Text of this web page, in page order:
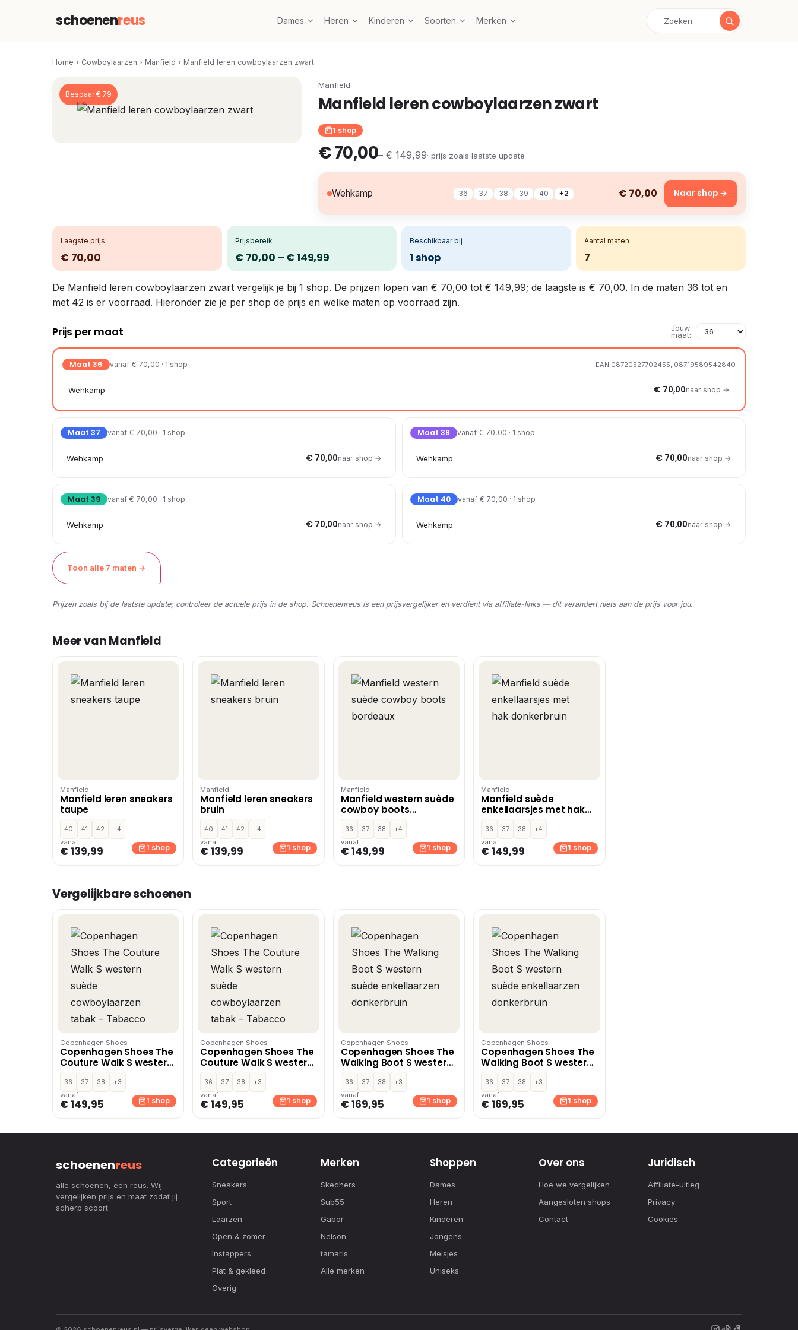
schoenenreus Dames Heren Kinderen Soorten Merken
Home › Cowboylaarzen › Manfield › Manfield leren cowboylaarzen zwart
Bespaar € 79
Manfield
Manfield leren cowboylaarzen zwart
1 shop
€ 70,00– € 149,99· prijs zoals laatste update
Wehkamp 36 37 38 39 40 +2 € 70,00 Naar shop →
Laagste prijs
€ 70,00
Prijsbereik
€ 70,00 – € 149,99
Beschikbaar bij
1 shop
Aantal maten
7
De Manfield leren cowboylaarzen zwart vergelijk je bij 1 shop. De prijzen lopen van € 70,00 tot € 149,99; de laagste is € 70,00. In de maten 36 tot en
met 42 is er voorraad. Hieronder zie je per shop de prijs en welke maten op voorraad zijn.
Prijs per maat
Jouw
maat:
Maat 36 vanaf € 70,00 · 1 shop EAN 08720527702455, 08719589542840
Wehkamp € 70,00naar shop →
Maat 37 vanaf € 70,00 · 1 shop
Wehkamp € 70,00naar shop →
Maat 38 vanaf € 70,00 · 1 shop
Wehkamp € 70,00naar shop →
Maat 39 vanaf € 70,00 · 1 shop
Wehkamp € 70,00naar shop →
Maat 40 vanaf € 70,00 · 1 shop
Wehkamp € 70,00naar shop →
Toon alle 7 maten →
Prijzen zoals bij de laatste update; controleer de actuele prijs in de shop. Schoenenreus is een prijsvergelijker en verdient via affiliate-links — dit verandert niets aan de prijs voor jou.
Meer van Manfield
Manfield
Manfield leren sneakers
taupe
40 41 42
+4
vanaf
€ 139,99 1 shop
Manfield
Manfield leren sneakers
bruin
40 41 42
+4
vanaf
€ 139,99 1 shop
Manfield
Manfield western suède
cowboy boots
bordeaux
36 37 38
+4
vanaf
€ 149,99 1 shop
Manfield
Manfield suède
enkellaarsjes met hak
donkerbruin
36 37 38
+4
vanaf
€ 149,99 1 shop
Vergelijkbare schoenen
Copenhagen Shoes
Copenhagen Shoes The
Couture Walk S western
suède cowboylaarzen
tabak – Tabacco
36 37 38
+3
vanaf
€ 149,95 1 shop
Copenhagen Shoes
Copenhagen Shoes The
Couture Walk S western
suède cowboylaarzen
tabak – Tabacco
36 37 38
+3
vanaf
€ 149,95 1 shop
Copenhagen Shoes
Copenhagen Shoes The
Walking Boot S western
suède enkellaarzen
donkerbruin
36 37 38
+3
vanaf
€ 169,95 1 shop
Copenhagen Shoes
Copenhagen Shoes The
Walking Boot S western
suède enkellaarzen
donkerbruin
36 37 38
+3
vanaf
€ 169,95 1 shop
schoenenreus
alle schoenen, één reus. Wij
vergelijken prijs en maat zodat jij
scherp scoort.
Categorieën
Sneakers
Sport
Laarzen
Open & zomer
Instappers
Plat & gekleed
Overig
Merken
Skechers
Sub55
Gabor
Nelson
tamaris
Alle merken
Shoppen
Dames
Heren
Kinderen
Jongens
Meisjes
Uniseks
Over ons
Hoe we vergelijken
Aangesloten shops
Contact
Juridisch
Affiliate-uitleg
Privacy
Cookies